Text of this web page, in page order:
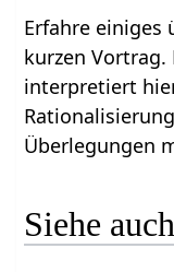
Erfahre einiges
kurzen
interpretiert
Überlegungen
Siehe auch